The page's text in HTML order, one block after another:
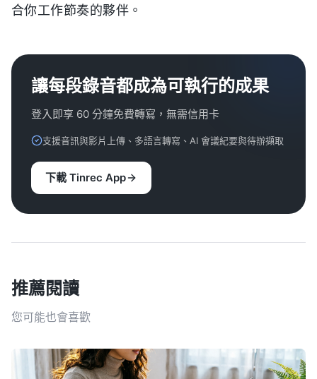
合你工作節奏的夥伴。
讓每段錄音都成為可執行的成果
登入即享 60 分鐘免費轉寫，無需信用卡
支援音訊與影片上傳、多語言轉寫、AI 會議紀要與待辦擷取
下載 Tinrec App
推薦閱讀
您可能也會喜歡